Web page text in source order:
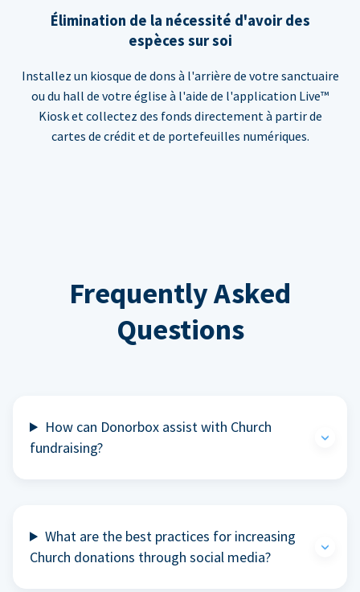
Élimination de la nécessité d'avoir des
espèces sur soi
Installez un kiosque de dons à l'arrière de votre sanctuaire
ou du hall de votre église à l'aide de l'application Live™
Kiosk et collectez des fonds directement à partir de
cartes de crédit et de portefeuilles numériques.
Frequently Asked
Questions
How can Donorbox assist with Church
fundraising?
What are the best practices for increasing
Church donations through social media?